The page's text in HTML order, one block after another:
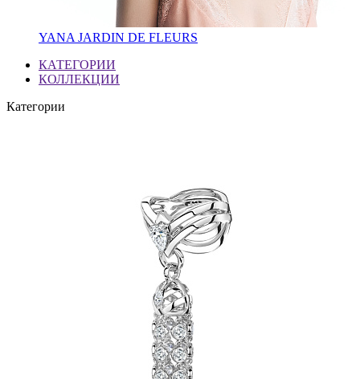
YANA JARDIN DE FLEURS
КАТЕГОРИИ
КОЛЛЕКЦИИ
Категории